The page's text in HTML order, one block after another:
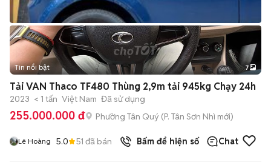
+2
Tin nổi bật 7
Tải VAN Thaco TF480 Thùng 2,9m tải 945kg Chạy 24h
2023 < 1 tấn Việt Nam Đã sử dụng
255.000.000 đ Phường Tân Quý (P. Tân Sơn Nhì mới)
Lê Hoàng 5.0 51 đã bán Bấm để hiện số Chat